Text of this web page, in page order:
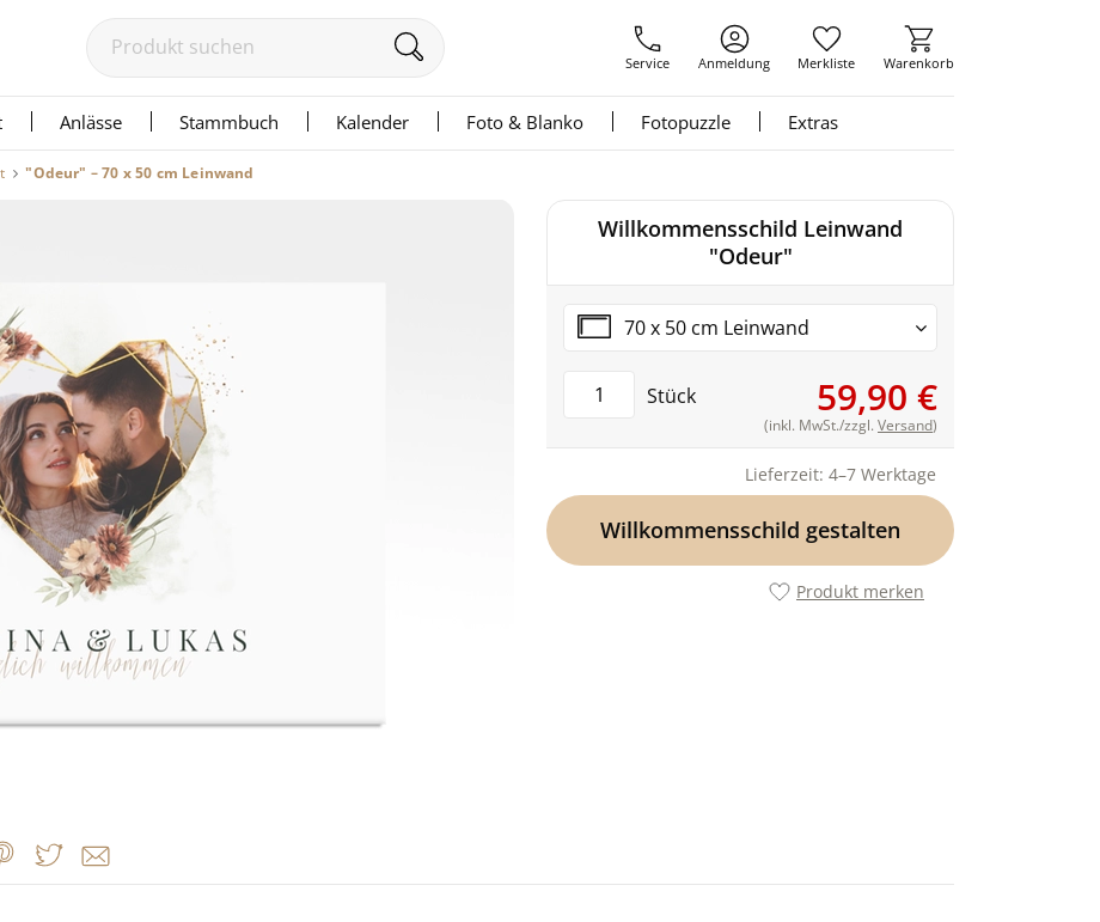
Service Anmeldung Merkliste Warenkorb
Anlässe Stammbuch Kalender Foto & Blanko Fotopuzzle Extras
"Odeur" – 70 x 50 cm Leinwand
Willkommensschild Leinwand
"Odeur"
70 x 50 cm Leinwand
Stück 59,90 €
(inkl. MwSt./zzgl. Versand)
Lieferzeit: 4–7 Werktage
Willkommensschild gestalten
Produkt merken